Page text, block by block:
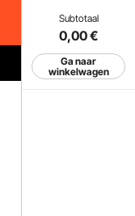
Subtotaal
0,00€
Ga naar
winkelwagen